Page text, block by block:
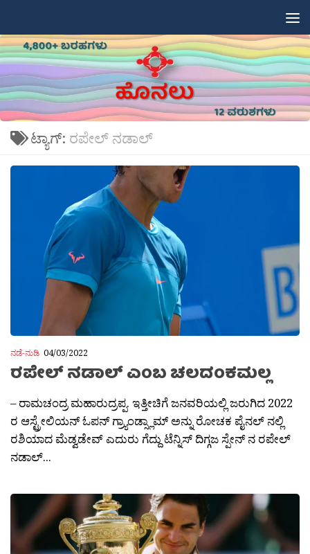
ಟ್ಯಾಗ್: ರಪೇಲ್​ ನಡಾಲ್
ನಡೆ-ನುಡಿ 04/03/2022
ರಪೇಲ್ ನಡಾಲ್ ಎಂಬ ಚಲದಂಕಮಲ್ಲ
– ರಾಮಚಂದ್ರ ಮಹಾರುದ್ರಪ್ಪ. ಇತ್ತೀಚಿಗೆ ಜನವರಿಯಲ್ಲಿ ಜರುಗಿದ 2022
ರ ಆಸ್ಟ್ರೇಲಿಯನ್ ಓಪನ್ ಗ್ರ‍್ಯಾಂಡ್ಸ್ಲಾಮ್ ಅನ್ನು ರೋಚಕ ಪೈನಲ್ ನಲ್ಲಿ
ರಶಿಯಾದ ಮೆಡ್ವಡೇವ್ ಎದುರು ಗೆದ್ದು ಟೆನ್ನಿಸ್ ದಿಗ್ಗಜ ಸ್ಪೇನ್ ನ ರಪೇಲ್
ನಡಾಲ್...